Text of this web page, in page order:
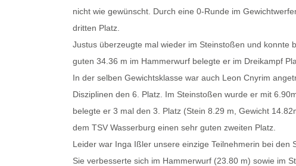
nicht wie gewünscht. Durch eine 0-Runde im
dritten Platz.
Justus überzeugte mal wieder im Steinstoßen und konnte
guten 34.36 m im Hammerwurf belegte er im Dreikampf
In der selben Gewichtsklasse war auch Leon Cnyrim
Disziplinen den 6. Platz. Im Steinstoßen wurde er mit
belegte er 3 mal den 3. Platz (Stein 8.29 m, Gewicht
dem TSV Wasserburg einen sehr guten zweiten Platz.
Leider war Inga Ißler unsere einzige Teilnehmerin bei den
Sie verbesserte sich im Hammerwurf (23.80 m) sowie im